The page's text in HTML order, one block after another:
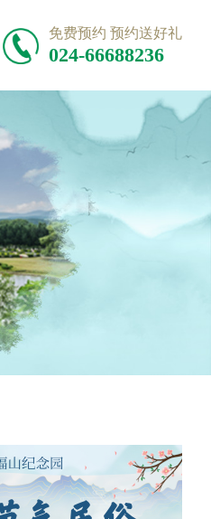
免费预约 预约送好礼
024-66688236